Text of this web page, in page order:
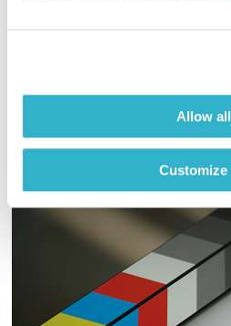
Allow all
Customize